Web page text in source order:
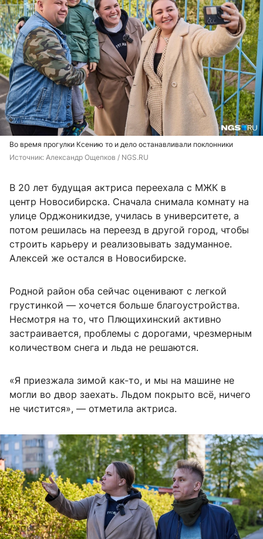
Во время прогулки Ксению то и дело останавливали поклонники
Источник: Александр Ощепков / NGS.RU
В 20 лет будущая актриса переехала с МЖК в
центр Новосибирска. Сначала снимала комнату на
улице Орджоникидзе, училась в университете, а
потом решилась на переезд в другой город, чтобы
строить карьеру и реализовывать задуманное.
Алексей же остался в Новосибирске.
Родной район оба сейчас оценивают с легкой
грустинкой — хочется больше благоустройства.
Несмотря на то, что Плющихинский активно
застраивается, проблемы с дорогами, чрезмерным
количеством снега и льда не решаются.
«Я приезжала зимой как-то, и мы на машине не
могли во двор заехать. Льдом покрыто всё, ничего
не чистится», — отметила актриса.